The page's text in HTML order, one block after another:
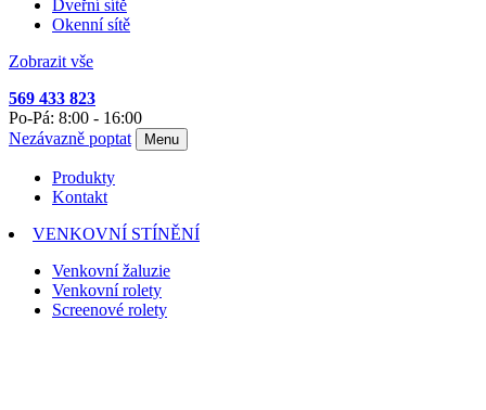
Dveřní sítě
Okenní sítě
Zobrazit vše
569 433 823
Po-Pá: 8:00 - 16:00
Nezávazně poptat
Menu
Produkty
Kontakt
VENKOVNÍ STÍNĚNÍ
Venkovní žaluzie
Venkovní rolety
Screenové rolety